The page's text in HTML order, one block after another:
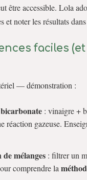
être accessible. Lola
et noter les résultats
faciles
— démonstration :
: vinaigre +
réaction gazeuse.
mélanges : filtrer un
comprendre la